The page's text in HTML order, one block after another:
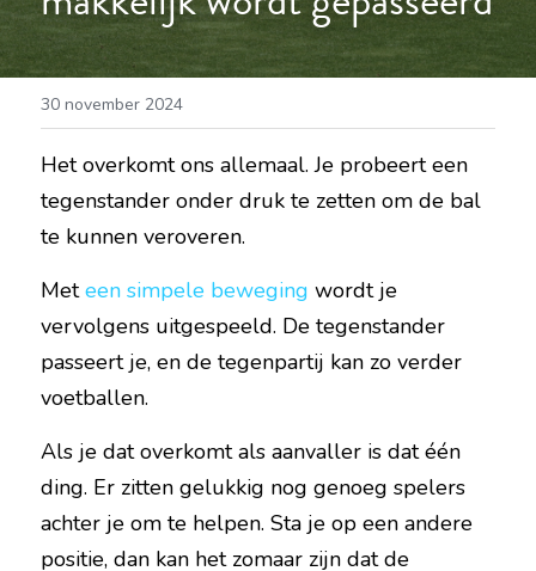
30 november 2024
Het overkomt ons allemaal. Je probeert een
tegenstander onder druk te zetten om de bal
te kunnen veroveren.
Met een simpele beweging wordt je
vervolgens uitgespeeld. De tegenstander
passeert je, en de tegenpartij kan zo verder
voetballen.
Als je dat overkomt als aanvaller is dat één
ding. Er zitten gelukkig nog genoeg spelers
achter je om te helpen. Sta je op een andere
positie, dan kan het zomaar zijn dat de